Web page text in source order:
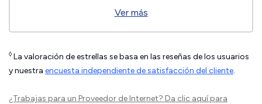
Ver más
◊ La valoración de estrellas se basa en las reseñas de los usuarios
y nuestra encuesta independiente de satisfacción del cliente.
¿Trabajas para un Proveedor de Internet? Da clic aquípara